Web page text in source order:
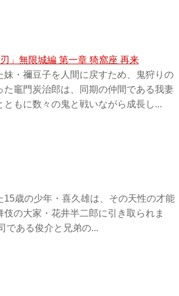
」無限城編 第一章 猗窩座 再来
妹・禰󠄀豆子を人間に戻すため、鬼狩りの
た竈門炭治郎は、同期の仲間である我妻
ともに数々の鬼と戦いながら成長し...
15歳の少年・喜久雄は、その天性の才能
伎の大家・花井半二郎に引き取られま
である俊介と兄弟の...